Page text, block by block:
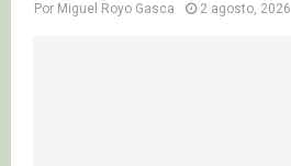
Por Miguel Royo Gasca 2 agosto, 2026